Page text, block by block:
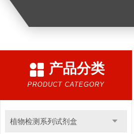
产品分类
PRODUCT CATEGORY
植物检测系列试剂盒